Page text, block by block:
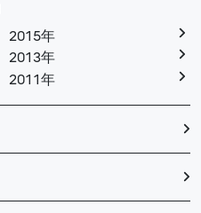
2015年
2013年
2011年